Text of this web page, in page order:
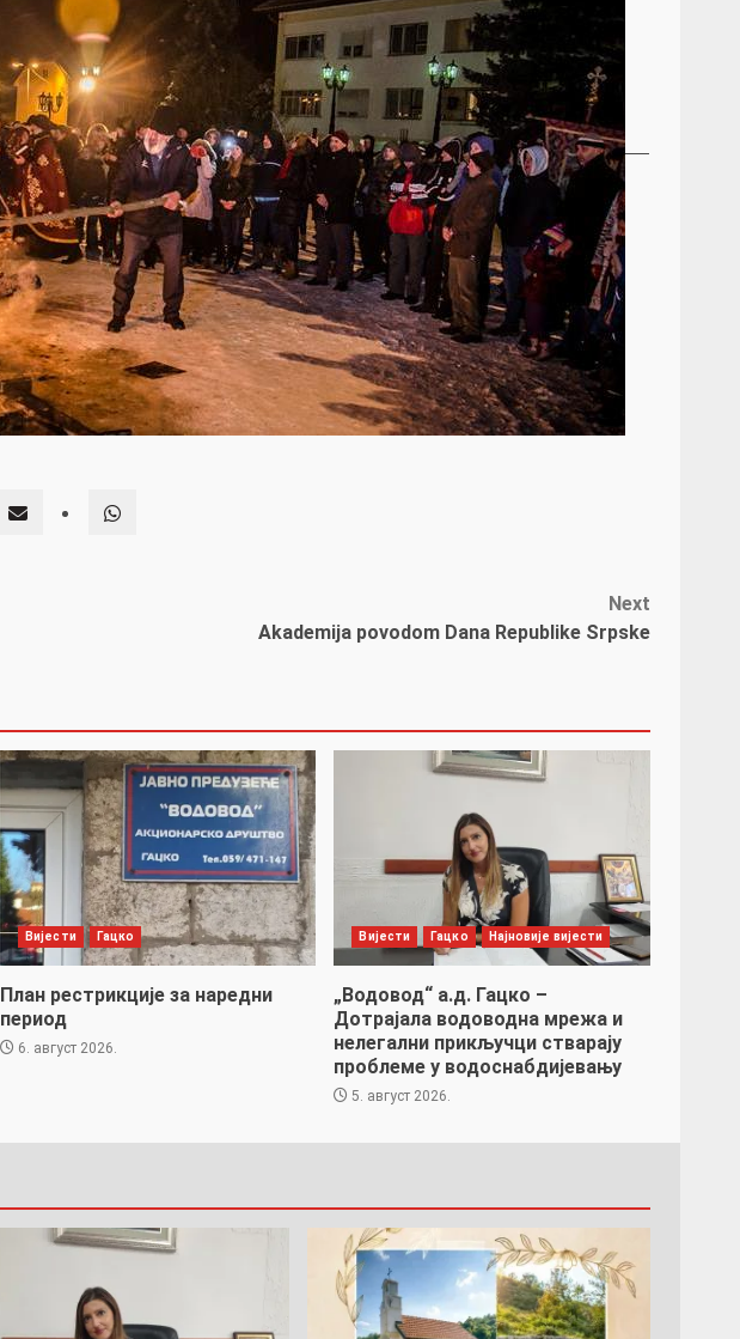
Next
Akademija povodom Dana Republike Srpske
Вијести Гацко
План рестрикције за наредни
период
6. август 2026.
Вијести Гацко Најновије вијести
„Водовод“ а.д. Гацко –
Дотрајала водоводна мрежа и
нелегални прикључци стварају
проблеме у водоснабдијевању
5. август 2026.